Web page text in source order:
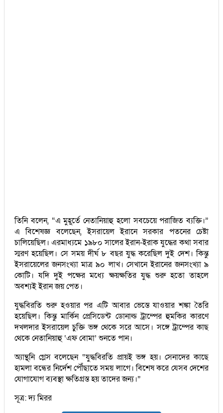
তিনি বলেন, “এ মুহূর্তে নেতানিয়াহু হলো সবচেয়ে পরাজিত ব্যক্তি।”
এ বিশেষজ্ঞ বলেছেন, ইসরায়েল ইরানে সরকার পতনের চেষ্টা
চালিয়েছিল। এরমাধ্যমে ১৯৮০ সালের ইরান-ইরাক যুদ্ধের কথা সবার
স্মরণ হয়েছিল। সে সময় দীর্ঘ ৮ বছর যুদ্ধ করেছিল দুই দেশ। কিন্তু
ইসরায়েলের জনসংখ্যা মাত্র ৯০ লাখ। সেখানে ইরানের জনসংখ্যা ৯
কোটি। যদি দুই পক্ষের মধ্যে ক্ষয়ক্ষতির যুদ্ধ শুরু হতো তাহলে
অবশ্যই ইরান জয় পেত।
যুদ্ধবিরতি শুরু হওয়ার পর এটি আবার ভেস্তে যাওয়ার শঙ্কা তৈরি
হয়েছিল। কিন্তু মার্কিন প্রেসিডেন্ট ডোনাল্ড ট্রাম্পের হুমকির কারণে
দখলদার ইসরায়েল চুক্তি ভঙ্গ থেকে সরে আসে। সঙ্গে ট্রাম্পের কাছ
থেকে নেতানিয়াহু ‘এফ বোমা’ শুনতে পান।
অ্যান্থনি গ্লেস বলেছেন “যুদ্ধবিরতি প্রায়ই ভঙ্গ হয়। সেনাদের কাছে
হামলা বন্ধের নির্দেশ পৌঁছাতে সময় লাগে। বিশেষ করে যেসব দেশের
যোগাযোগ ব্যবস্থা ক্ষতিগ্রস্ত হয় তাদের জন্য।”
সূত্র: দ্য মিরর